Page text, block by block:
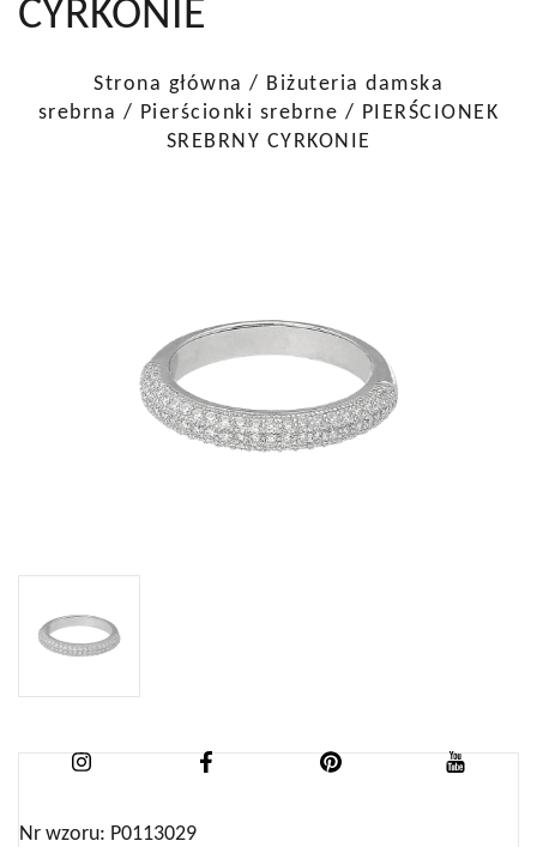
CYRKONIE
Strona główna / Biżuteria damska
srebrna / Pierścionki srebrne / PIERŚCIONEK
SREBRNY CYRKONIE
Nr wzoru: P0113029